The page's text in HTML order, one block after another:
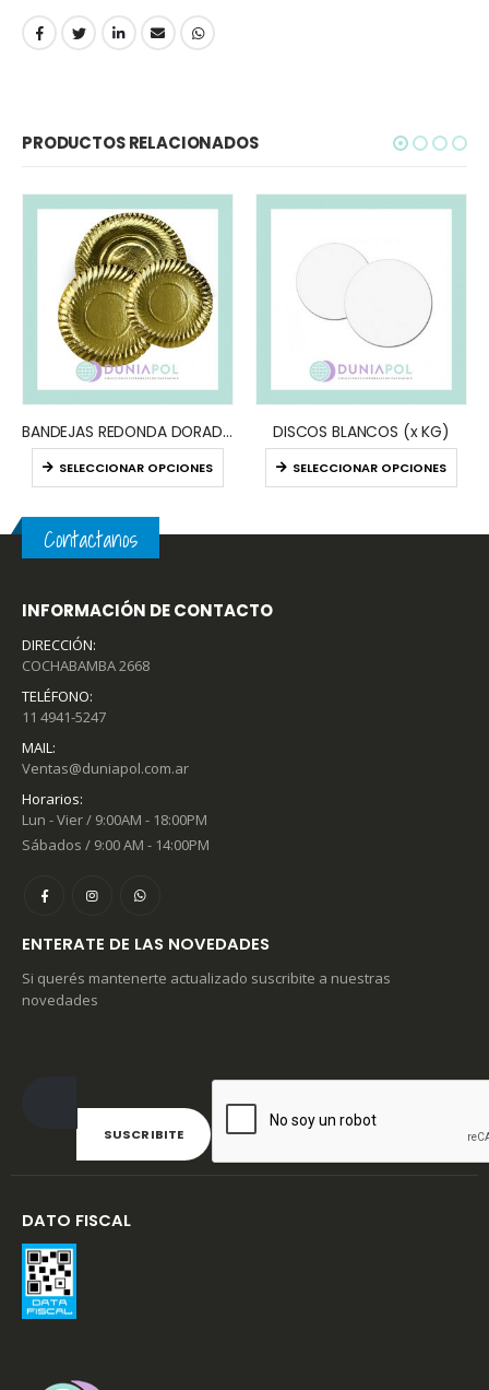
PRODUCTOS RELACIONADOS
BANDEJAS REDONDA DORADAS / PLATA (x10)
SELECCIONAR OPCIONES
DISCOS BLANCOS (x KG)
SELECCIONAR OPCIONES
Contactanos
INFORMACIÓN DE CONTACTO
DIRECCIÓN:
COCHABAMBA 2668
TELÉFONO:
11 4941-5247
MAIL:
Ventas@duniapol.com.ar
Horarios:
Lun - Vier / 9:00AM - 18:00PM
Sábados / 9:00 AM - 14:00PM
ENTERATE DE LAS NOVEDADES
Si querés mantenerte actualizado suscribite a nuestras
novedades
DATO FISCAL